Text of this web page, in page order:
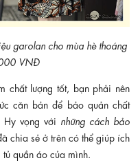
garolan cho mùa hè thoáng
VNĐ
chất lượng tốt, bạn phải nên
căn bản để bảo quản chất
Hy vọng với những cách bảo
chia sẻ ở trên có thể giúp ích
quần áo của mình.